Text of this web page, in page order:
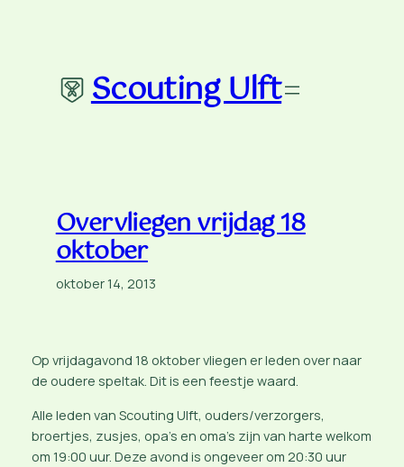
Scouting Ulft
Overvliegen vrijdag 18
oktober
oktober 14, 2013
Op vrijdagavond 18 oktober vliegen er leden over naar
de oudere speltak. Dit is een feestje waard.
Alle leden van Scouting Ulft, ouders/verzorgers,
broertjes, zusjes, opa’s en oma’s zijn van harte welkom
om 19:00 uur. Deze avond is ongeveer om 20:30 uur